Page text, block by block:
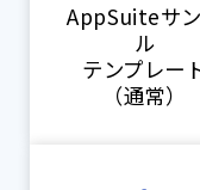
AppSuiteサ
ル
テンプレー
（通常）